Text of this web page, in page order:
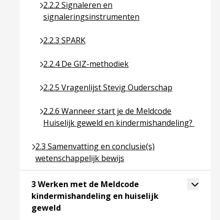
2.2.2 Signaleren en
signaleringsinstrumenten
Ga naar pagina over 2.2.2 Signaleren en
2.2.3 SPARK
Ga naar pagina over 2.2.3 SPARK
2.2.4 De GIZ-methodiek
Ga naar pagina over 2.2.4 De GIZ-methodiek
2.2.5 Vragenlijst Stevig Ouderschap
Ga naar pagina over 2.2.5 Vragenlijst Stevig
2.2.6 Wanneer start je de Meldcode
Huiselijk geweld en kindermishandeling?
Ga naar pagina over 2.2.6 Wanneer start je de
2.3 Samenvatting en conclusie(s)
wetenschappelijk bewijs
Ga naar pagina over 2.3 Samenvatting en
3 Werken met de Meldcode
kindermishandeling en huiselijk
geweld
Toggle